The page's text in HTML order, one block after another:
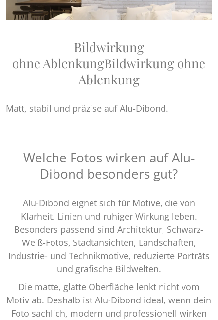
Bildwirkung
ohne AblenkungBildwirkung ohne
Ablenkung
Matt, stabil und präzise auf Alu-Dibond.
Welche Fotos wirken auf Alu-
Dibond besonders gut?
Alu-Dibond eignet sich für Motive, die von
Klarheit, Linien und ruhiger Wirkung leben.
Besonders passend sind Architektur, Schwarz-
Weiß-Fotos, Stadtansichten, Landschaften,
Industrie- und Technikmotive, reduzierte Porträts
und grafische Bildwelten.
Die matte, glatte Oberfläche lenkt nicht vom
Motiv ab. Deshalb ist Alu-Dibond ideal, wenn dein
Foto sachlich, modern und professionell wirken